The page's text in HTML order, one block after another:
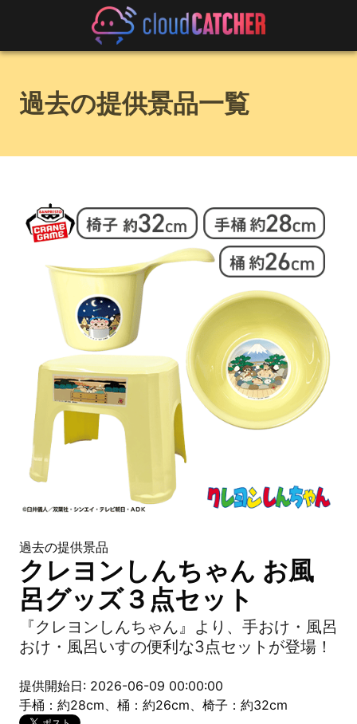
過去の提供景品一覧
過去の提供景品
クレヨンしんちゃん お風
呂グッズ３点セット
『クレヨンしんちゃん』より、手おけ・風呂
おけ・風呂いすの便利な3点セットが登場！
提供開始日: 2026-06-09 00:00:00
手桶：約28cm、桶：約26cm、椅子：約32cm